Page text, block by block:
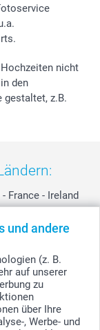
und andere
(z. B.
auf unserer
zu
über Ihre
, Werbe- und
nicht
den
gestaltet, z.B.
- France - Ireland
-
inkl. MwSt. und zzgl.